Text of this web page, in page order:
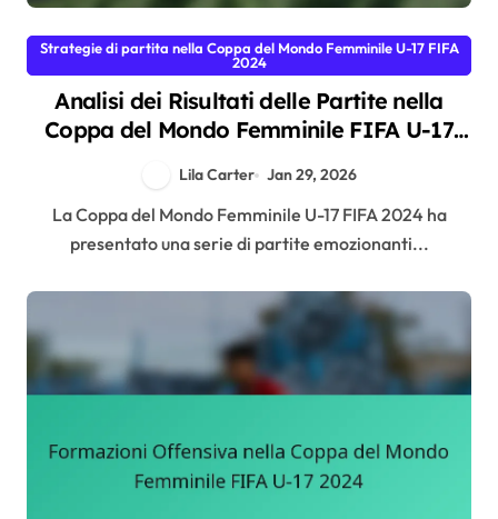
Strategie di partita nella Coppa del Mondo Femminile U-17 FIFA
2024
Analisi dei Risultati delle Partite nella
Coppa del Mondo Femminile FIFA U-17
Lila Carter Jan 29, 2026
La Coppa del Mondo Femminile U-17 FIFA 2024 ha
presentato una serie di partite emozionanti...